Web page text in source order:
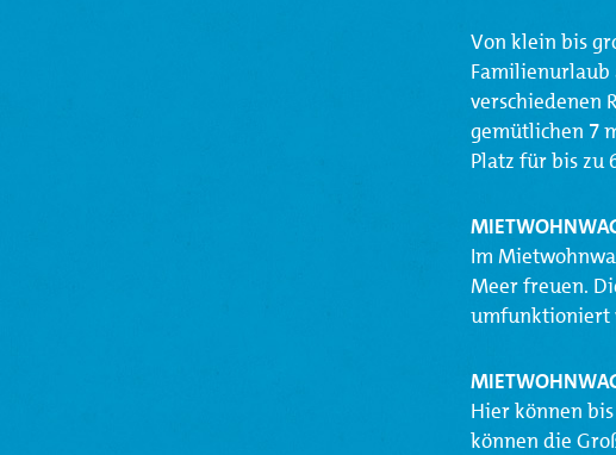
Von klein bis
Familienurlaub
verschiedenen
gemütlichen 7
Platz für bis zu
Im
Meer freuen.
umfunktioniert
Hier können
können die